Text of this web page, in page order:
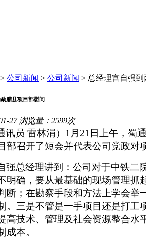
> 公司新闻 > 公司新闻 > 总经理宫自强
腊县项目部慰问
27 浏览量：2599次
讯员 雷林涓） 1 月 21 日上午，蜀
部召开了短会并代表公司党政对
强总经理讲到：公司对于中铁二
明确，要从最基础的现场管理
断；在勘察手段和方法上学会
。三是不管是一手项目还是打
高技术、管理及社会资源整合
成本。